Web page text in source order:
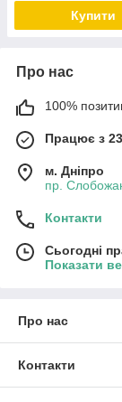
Купити
Про нас
100%
Працює з
м. Дніпро
пр.
Контакти
Сьогодні
Показати
Про нас
Контакти